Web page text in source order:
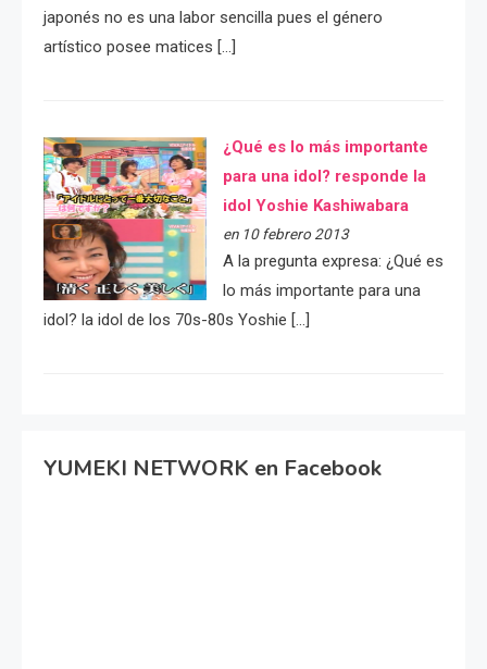
japonés no es una labor sencilla pues el género
artístico posee matices […]
¿Qué es lo más importante
para una idol? responde la
idol Yoshie Kashiwabara
en 10 febrero 2013
A la pregunta expresa: ¿Qué es
lo más importante para una
idol? la idol de los 70s-80s Yoshie […]
YUMEKI NETWORK en Facebook